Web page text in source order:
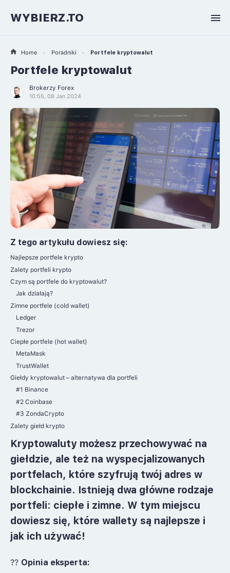
WYBIERZ.TO
Home Poradniki Portfele kryptowalut
Portfele kryptowalut
Brokerzy Forex
10:55, 08 Jan 2024
Z tego artykułu dowiesz się:
Najlepsze portfele krypto
Zalety portfeli krypto
Czym są portfele do kryptowalut?
Jak działają?
Zimne portfele (cold wallet)
Ledger
Trezor
Ciepłe portfele (hot wallet)
MetaMask
TrustWallet
Giełdy kryptowalut – alternatywa dla portfeli
#1 Binance
#2 Coinbase
#3 ZondaCrypto
Zalety giełd krypto
Kryptowaluty możesz przechowywać na
giełdzie, ale też na wyspecjalizowanych
portfelach, które szyfrują twój adres w
blockchainie. Istnieją dwa główne rodzaje
portfeli: ciepłe i zimne. W tym miejscu
dowiesz się, które wallety są najlepsze i
jak ich używać!
?‍? Opinia eksperta: